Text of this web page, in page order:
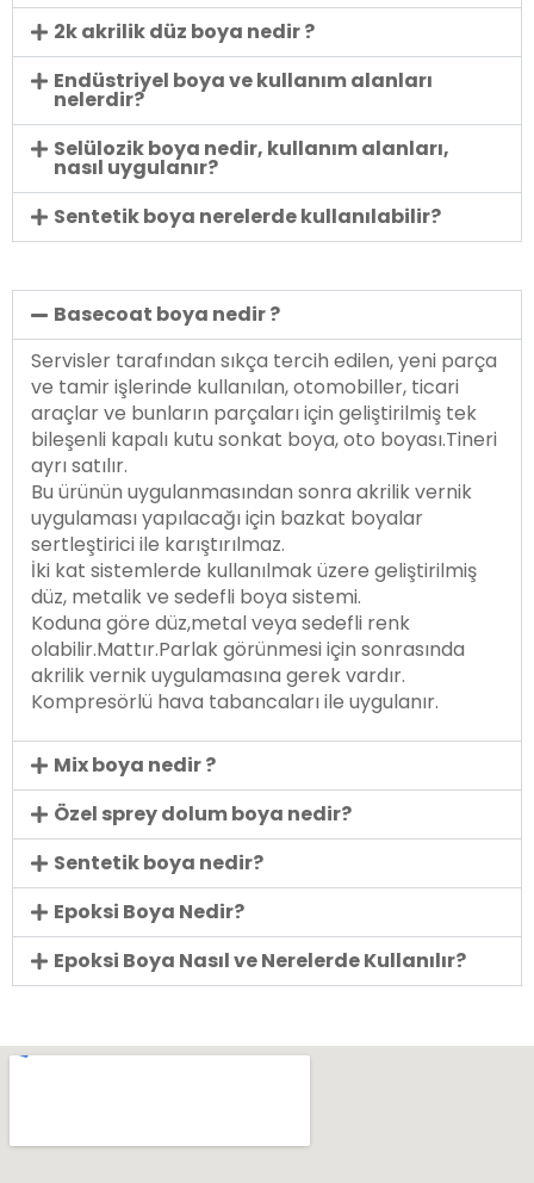
2k akrilik düz boya nedir ?
Endüstriyel boya ve kullanım alanları
nelerdir?
Selülozik boya nedir, kullanım alanları,
nasıl uygulanır?
Sentetik boya nerelerde kullanılabilir?
Basecoat boya nedir ?
Servisler tarafından sıkça tercih edilen, yeni parça
ve tamir işlerinde kullanılan, otomobiller, ticari
araçlar ve bunların parçaları için geliştirilmiş tek
bileşenli kapalı kutu sonkat boya, oto boyası.Tineri
ayrı satılır.
Bu ürünün uygulanmasından sonra akrilik vernik
uygulaması yapılacağı için bazkat boyalar
sertleştirici ile karıştırılmaz.
İki kat sistemlerde kullanılmak üzere geliştirilmiş
düz, metalik ve sedefli boya sistemi.
Koduna göre düz,metal veya sedefli renk
olabilir.Mattır.Parlak görünmesi için sonrasında
akrilik vernik uygulamasına gerek vardır.
Kompresörlü hava tabancaları ile uygulanır.
Mix boya nedir ?
Özel sprey dolum boya nedir?
Sentetik boya nedir?
Epoksi Boya Nedir?
Epoksi Boya Nasıl ve Nerelerde Kullanılır?